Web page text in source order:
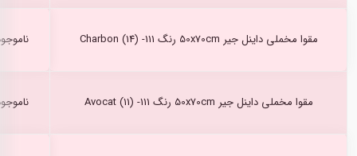
مقوا مخملی داینل جیر 50x70cm رنگ Charbon (14) -111
مقوا مخملی داینل جیر 50x70cm رنگ Avocat (11) -111